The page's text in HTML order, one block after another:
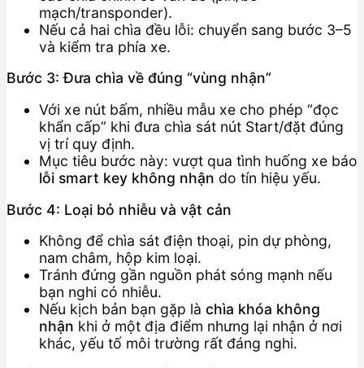
mạch/transponder).
Nếu cả hai chìa đều lỗi: chuyển sang bước 3–5
và kiểm tra phía xe.
Bước 3: Đưa chìa về đúng “vùng nhận”
Với xe nút bấm, nhiều mẫu xe cho phép “đọc
khẩn cấp” khi đưa chìa sát nút Start/đặt đúng
vị trí quy định.
Mục tiêu bước này: vượt qua tình huống xe báo
lỗi smart key không nhận do tín hiệu yếu.
Bước 4: Loại bỏ nhiễu và vật cản
Không để chìa sát điện thoại, pin dự phòng,
nam châm, hộp kim loại.
Tránh đứng gần nguồn phát sóng mạnh nếu
bạn nghi có nhiễu.
Nếu kịch bản bạn gặp là chìa khóa không
nhận khi ở một địa điểm nhưng lại nhận ở nơi
khác, yếu tố môi trường rất đáng nghi.